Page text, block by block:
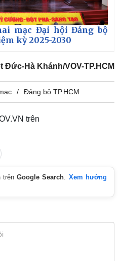
mạc Đại hội Đảng bộ
kỳ 2025-2030
Đức-Hà Khánh/VOV-TP.HCM
Đảng bộ TP.HCM
trên
trênGoogle Search. Xem hướng